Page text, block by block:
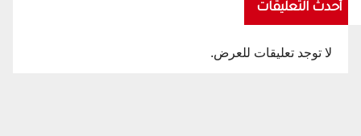
أحدث التعليقات
لا توجد تعليقات للعرض.